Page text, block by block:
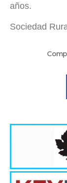
años.
Sociedad